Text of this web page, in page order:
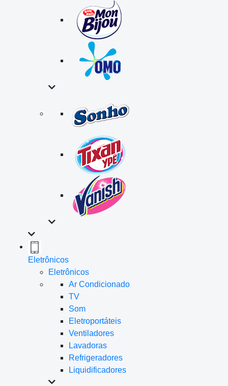
Eletrônicos
Eletrônicos
Ar Condicionado
TV
Som
Eletroportáteis
Ventiladores
Lavadoras
Refrigeradores
Liquidificadores